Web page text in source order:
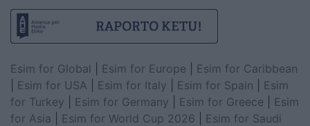
Esim for Global Esim for Europe
Esim for Caribbean
Esim for USA Esim for Italy Esim for Spain
Esim
for Turkey
Esim for Germany Esim for Greece
Esim
for Asia
Esim for World Cup 2026
Esim for Saudi